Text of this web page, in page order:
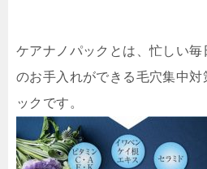
ケアナノパックとは、忙しい
のお手入れができる毛穴集中
ックです。